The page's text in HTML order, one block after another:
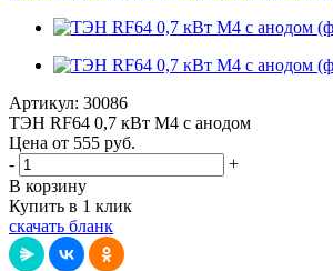
Артикул: 30086
ТЭН RF64 0,7 кВт M4 с анодом
Цена от 555 руб.
-
+
В корзину
Купить в 1 клик
скачать бланк